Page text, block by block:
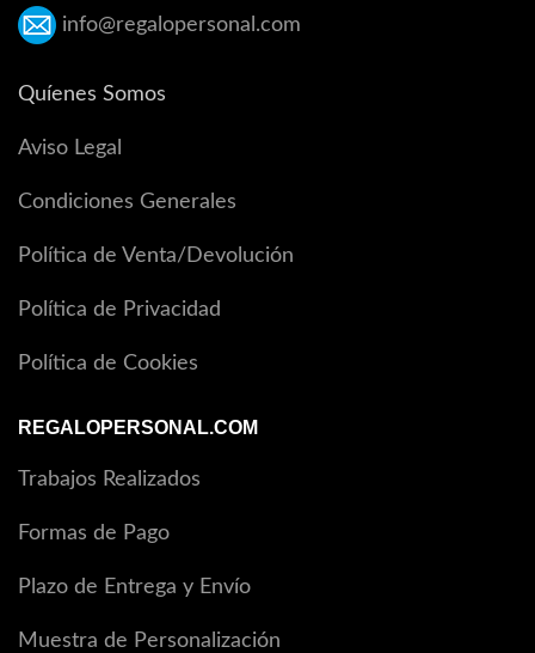
info@regalopersonal.com
Quíenes Somos
Aviso Legal
Condiciones Generales
Política de Venta/Devolución
Política de Privacidad
Política de Cookies
REGALOPERSONAL.COM
Trabajos Realizados
Formas de Pago
Plazo de Entrega y Envío
Muestra de Personalización